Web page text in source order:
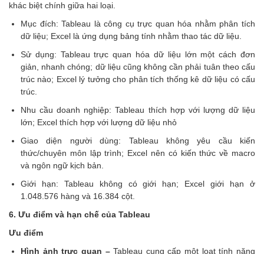
khác biệt chính giữa hai loại.
Mục đích: Tableau là công cụ trực quan hóa nhằm phân tích
dữ liệu; Excel là ứng dụng bảng tính nhằm thao tác dữ liệu.
Sử dụng: Tableau trực quan hóa dữ liệu lớn một cách đơn
giản, nhanh chóng; dữ liệu cũng không cần phải tuân theo cấu
trúc nào; Excel lý tưởng cho phân tích thống kê dữ liệu có cấu
trúc.
Nhu cầu doanh nghiệp: Tableau thích hợp với lượng dữ liệu
lớn; Excel thích hợp với lượng dữ liệu nhỏ
Giao diện người dùng: Tableau không yêu cầu kiến
thức/chuyên môn lập trình; Excel nên có kiến thức về macro
và ngôn ngữ kịch bản.
Giới hạn: Tableau không có giới hạn; Excel giới hạn ở
1.048.576 hàng và 16.384 cột.
6. Ưu điểm và hạn chế của Tableau
Ưu điểm
Hình ảnh trực quan –Tableau cung cấp một loạt tính năng